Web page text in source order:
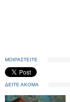
ΜΟΙΡΑΣΤΕΙΤΕ
ΔΕΙΤΕ ΑΚΟΜΑ